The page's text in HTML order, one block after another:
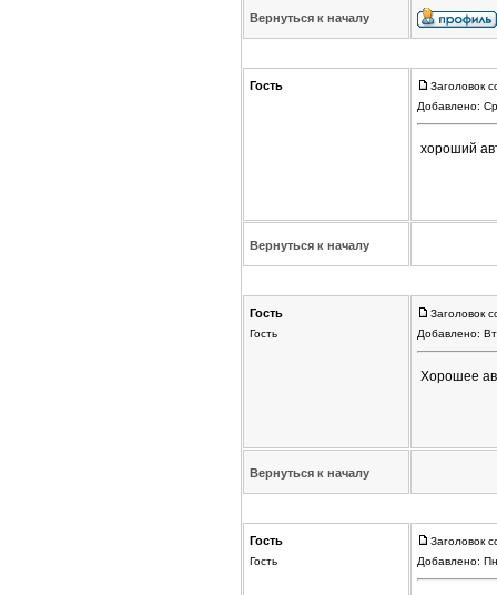
Вернуться к началу
Гость
Заголовок
Добавлено:
хороший
Вернуться к началу
Гость
Гость
Заголовок
Добавлено:
Хорошее
Вернуться к началу
Гость
Гость
Заголовок
Добавлено: